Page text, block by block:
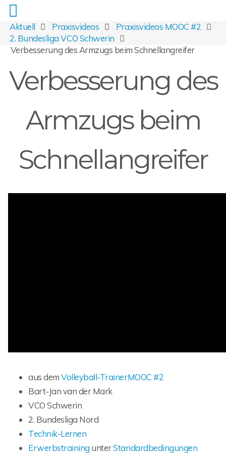
Aktuell Praxisvideos
Praxisvideos MOOC #2
2. Bundesliga VCO Schwerin
Verbesserung des Armzugs beim Schnellangreifer
Verbesserung des
Armzugs beim
Schnellangreifer
aus demVolleyball-TrainerMOOC #2
Bart-Jan van der Mark
VCO Schwerin
2. Bundesliga Nord
Technik-Lernen
Erwerbstraining unterStandardbedingungen